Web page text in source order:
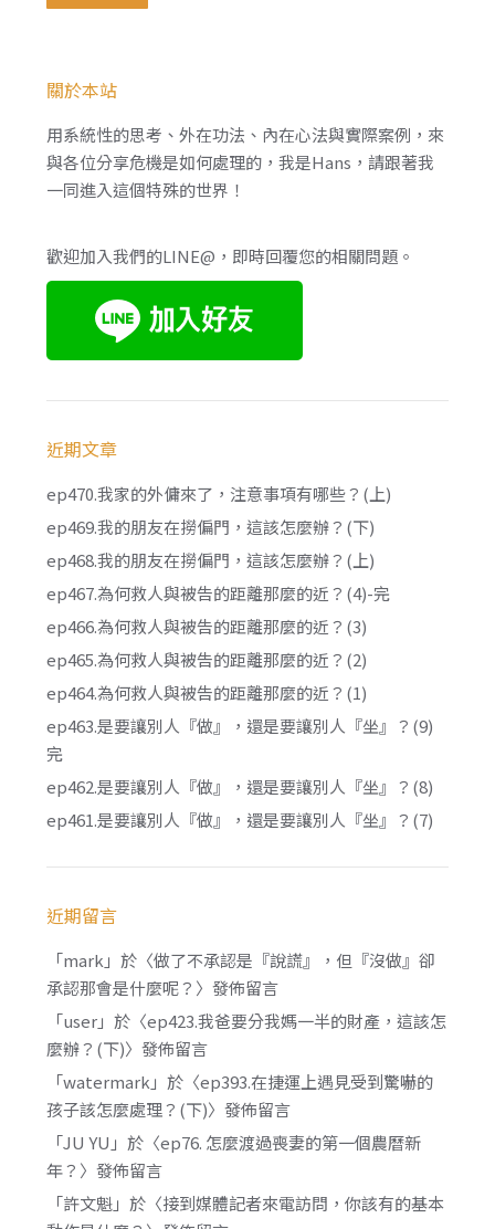
關於本站
用系統性的思考、外在功法、內在心法與實際案例，來
與各位分享危機是如何處理的，我是Hans，請跟著我
一同進入這個特殊的世界！
歡迎加入我們的LINE@，即時回覆您的相關問題。
近期文章
ep470.我家的外傭來了，注意事項有哪些？(上)
ep469.我的朋友在撈偏門，這該怎麼辦？(下)
ep468.我的朋友在撈偏門，這該怎麼辦？(上)
ep467.為何救人與被告的距離那麼的近？(4)-完
ep466.為何救人與被告的距離那麼的近？(3)
ep465.為何救人與被告的距離那麼的近？(2)
ep464.為何救人與被告的距離那麼的近？(1)
ep463.是要讓別人『做』，還是要讓別人『坐』？(9)
完
ep462.是要讓別人『做』，還是要讓別人『坐』？(8)
ep461.是要讓別人『做』，還是要讓別人『坐』？(7)
近期留言
「mark」於〈做了不承認是『說謊』，但『沒做』卻
承認那會是什麼呢？ 〉發佈留言
「user」於〈ep423.我爸要分我媽一半的財產，這該怎
麼辦？(下)〉發佈留言
「watermark」於〈ep393.在捷運上遇見受到驚嚇的
孩子該怎麼處理？(下)〉發佈留言
「JU YU 」於〈ep76. 怎麼渡過喪妻的第一個農曆新
年？ 〉發佈留言
「許文魁」於〈接到媒體記者來電訪問，你該有的基本